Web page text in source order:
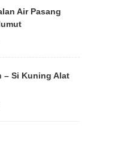
Air Pasang
– Si Kuning Alat